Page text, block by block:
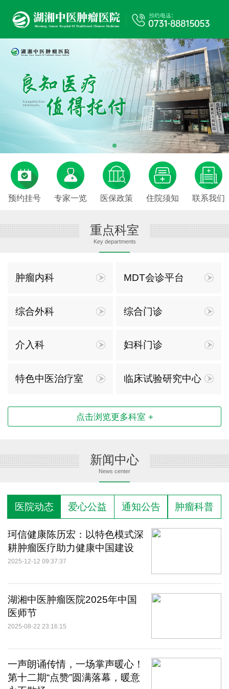
预约挂号 专家一览 医保政策 住院须知 联系我们
重点科室
Key departments
肿瘤内科 MDT会诊平台
综合外科 综合门诊
介入科 妇科门诊
特色中医治疗室 临床试验研究中心
点击浏览更多科室 +
新闻中心
News center
医院动态 爱心公益 通知公告 肿瘤科普
珂信健康陈历宏：以特色模式深
耕肿瘤医疗助力健康中国建设
2025-12-12 09:37:37
湖湘中医肿瘤医院2025年中国
医师节
2025-08-22 23:16:15
一声朗诵传情，一场掌声暖心！
第十二期“点赞”圆满落幕，暖意